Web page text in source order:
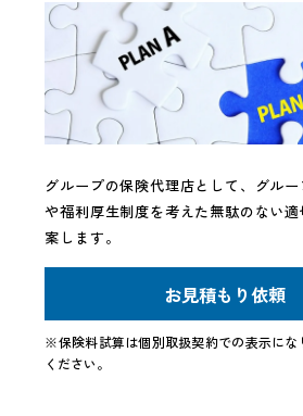
グループの保険代理店として、グル
や福利厚生制度を考えた無駄のない
案します。
お見積もり依頼
※保険料試算は個別取扱契約での表示にな
ください。